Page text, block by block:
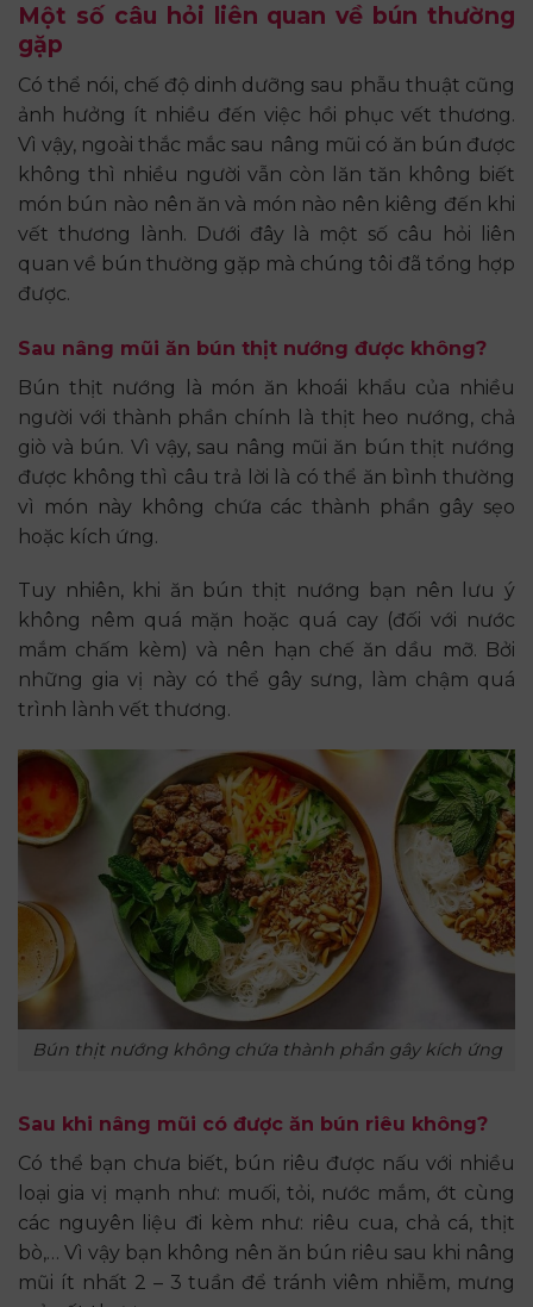
Một số câu hỏi liên quan về bún thường
gặp
Có thể nói, chế độ dinh dưỡng sau phẫu thuật cũng
ảnh hưởng ít nhiều đến việc hồi phục vết thương.
Vì vậy, ngoài thắc mắc sau nâng mũi có ăn bún được
không thì nhiều người vẫn còn lăn tăn không biết
món bún nào nên ăn và món nào nên kiêng đến khi
vết thương lành. Dưới đây là một số câu hỏi liên
quan về bún thường gặp mà chúng tôi đã tổng hợp
được.
Sau nâng mũi ăn bún thịt nướng được không?
Bún thịt nướng là món ăn khoái khẩu của nhiều
người với thành phần chính là thịt heo nướng, chả
giò và bún. Vì vậy, sau nâng mũi ăn bún thịt nướng
được không thì câu trả lời là có thể ăn bình thường
vì món này không chứa các thành phần gây sẹo
hoặc kích ứng.
Tuy nhiên, khi ăn bún thịt nướng bạn nên lưu ý
không nêm quá mặn hoặc quá cay (đối với nước
mắm chấm kèm) và nên hạn chế ăn dầu mỡ. Bởi
những gia vị này có thể gây sưng, làm chậm quá
trình lành vết thương.
Bún thịt nướng không chứa thành phần gây kích ứng
Sau khi nâng mũi có được ăn bún riêu không?
Có thể bạn chưa biết, bún riêu được nấu với nhiều
loại gia vị mạnh như: muối, tỏi, nước mắm, ớt cùng
các nguyên liệu đi kèm như: riêu cua, chả cá, thịt
bò,… Vì vậy bạn không nên ăn bún riêu sau khi nâng
mũi ít nhất 2 – 3 tuần để tránh viêm nhiễm, mưng